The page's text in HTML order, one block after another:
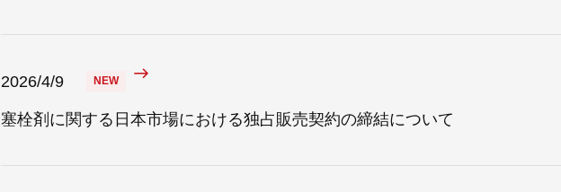
2026/4/9
塞栓剤に関する日本市場における独占販売契約の締結について